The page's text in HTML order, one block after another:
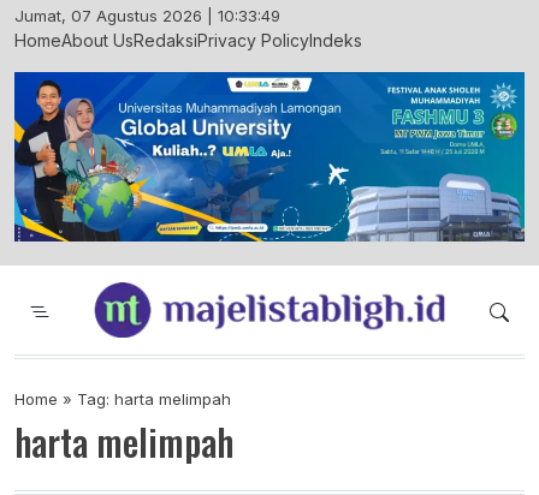
Skip
to
Jumat, 07 Agustus 2026 | 10:33:50
HomeAbout UsRedaksiPrivacy PolicyIndeks
Majelis Tabligh Muhammadiyah
Syiar Dakwah Islam Berkemajuan dan
Home » Tag: harta melimpah
harta melimpah